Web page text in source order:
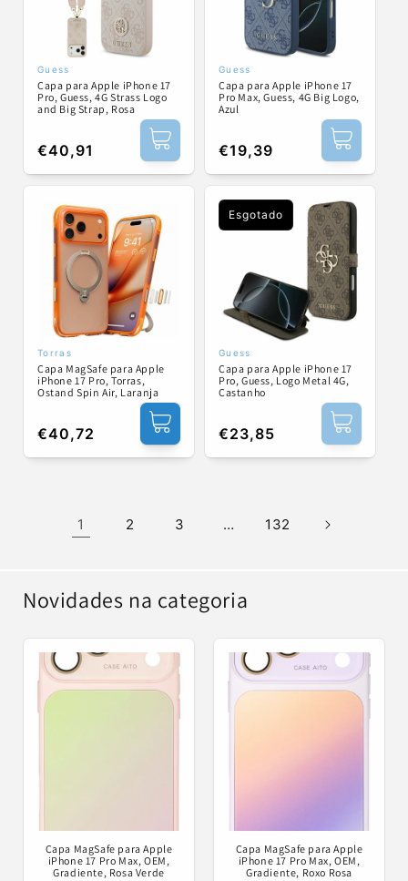
Fornecedor:
Guess
Capa para Apple iPhone 17
Pro, Guess, 4G Strass Logo
and Big Strap, Rosa
Preço
normal
€40,91
Fornecedor:
Guess
Capa para Apple iPhone 17
Pro Max, Guess, 4G Big Logo,
Azul
Preço
normal
€19,39
Fornecedor:
Torras
Capa MagSafe para Apple
iPhone 17 Pro, Torras,
Ostand Spin Air, Laranja
Preço
normal
€40,72
Esgotado
Fornecedor:
Guess
Capa para Apple iPhone 17
Pro, Guess, Logo Metal 4G,
Castanho
Preço
normal
€23,85
1 2 3 … 132
Novidades na categoria
Capa MagSafe para Apple
iPhone 17 Pro Max, OEM,
Gradiente, Rosa Verde
Capa MagSafe para Apple
iPhone 17 Pro Max, OEM,
Gradiente, Roxo Rosa